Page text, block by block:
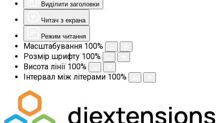
Виділити заголовки
Читач з екрана
Режим читання
Масштабування 100%
Розмір шрифту 100%
Висота лінії 100%
Інтервал між літерами 100%